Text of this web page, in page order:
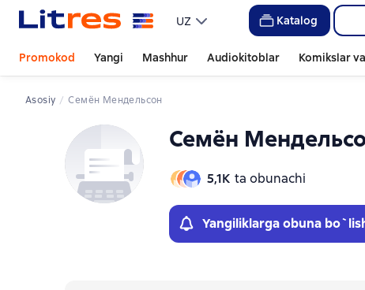
UZ Katalog
Promokod Yangi Mashhur Audiokitoblar Komikslar
Asosiy Семён Мендельсон
Семён
5,1К ta obunachi
Yangiliklarga obuna
Слайдер с книгами